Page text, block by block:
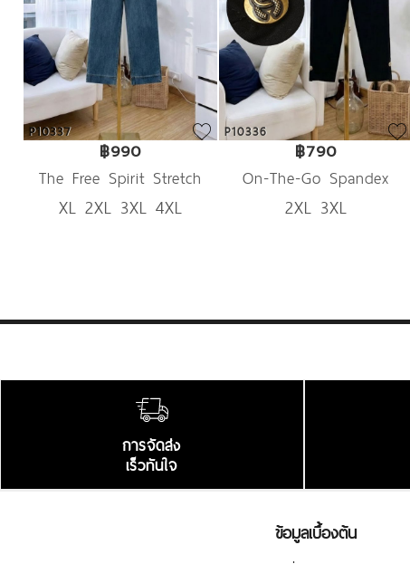
P10337
฿990
The Free Spirit Stretch
Denim
XL 2XL 3XL 4XL
P10336
฿790
On-The-Go Spandex
Trousers
2XL 3XL
การจัดส่ง
เร็วทันใจ
ข้อมูลเบื้องต้น